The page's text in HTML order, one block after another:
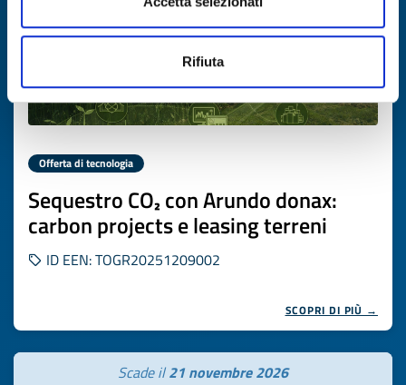
Rifiuta
Offerta di tecnologia
Sequestro CO₂ con Arundo donax:
carbon projects e leasing terreni
ID EEN: TOGR20251209002
SCOPRI DI PIÙ →
Scade il21 novembre 2026